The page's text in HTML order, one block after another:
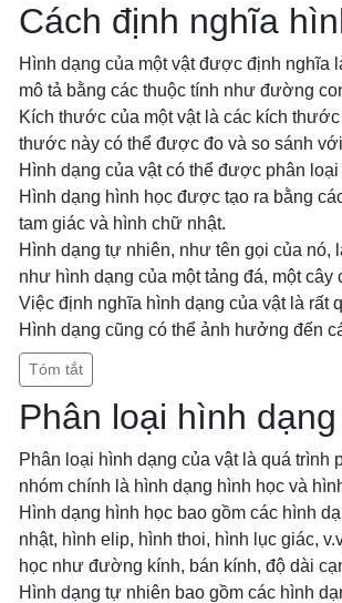
Cách định nghĩa
Hình dạng của một vật được định nghĩa
mô tả bằng các thuộc tính như đường
Kích thước của một vật là các kích
thước này có thể được đo và so sánh
Hình dạng của vật có thể được phân
Hình dạng hình học được tạo ra bằng
tam giác và hình chữ nhật.
Hình dạng tự nhiên, như tên gọi của nó,
như hình dạng của một tảng đá, một
Việc định nghĩa hình dạng của vật là rất
Hình dạng cũng có thể ảnh hưởng đến
Tóm tắt
Phân loại hình
Phân loại hình dạng của vật là quá trình
nhóm chính là hình dạng hình học và
Hình dạng hình học bao gồm các hình
nhật, hình elip, hình thoi, hình lục giác,
học như đường kính, bán kính, độ dài
Hình dạng tự nhiên bao gồm các hình